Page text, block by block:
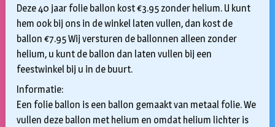
Deze 40 jaar folie ballon kost €3.95 zonder helium. U kunt
hem ook bij ons in de winkel laten vullen, dan kost de
ballon €7.95 Wij versturen de ballonnen alleen zonder
helium, u kunt de ballon dan laten vullen bij een
feestwinkel bij u in de buurt.
Informatie:
Een folie ballon is een ballon gemaakt van metaal folie. We
vullen deze ballon met helium en omdat helium lichter is